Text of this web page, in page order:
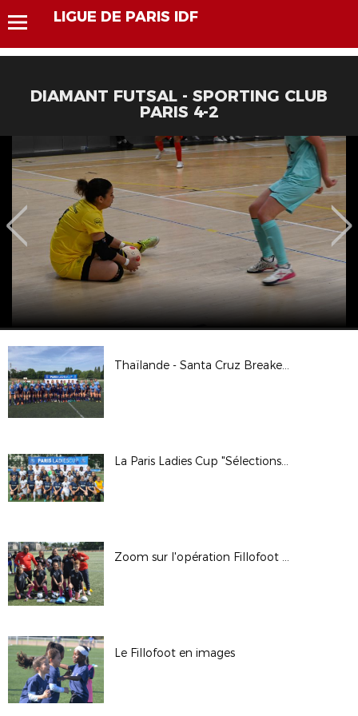
LIGUE DE PARIS IDF
DIAMANT FUTSAL - SPORTING CLUB
PARIS 4-2
Thaïlande - Santa Cruz Breakers en images
La Paris Ladies Cup "Sélections" en images
Zoom sur l'opération Fillofoot 2/2
Le Fillofoot en images